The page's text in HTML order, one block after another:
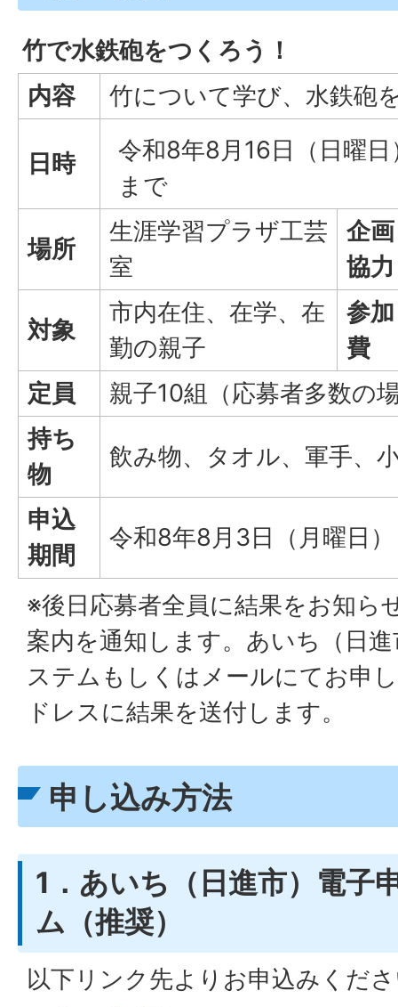
竹で水鉄砲をつくろう！
内容
竹について学び、水鉄砲
日時
令和8年8月16日（日曜
まで
場所
生涯学習プラザ工芸
室
企画
協力
対象
市内在住、在学、在
勤の親子
参加
費
定員
親子10組（応募者多数の
持ち
物
飲み物、タオル、軍手、
申込
期間
令和8年8月3日（月曜日
※後日応募者全員に結果をお知ら
案内を通知します。あいち（日
ステムもしくはメールにてお申
ドレスに結果を送付します。
申し込み方法
1．あいち（日進市）電子
ム（推奨）
以下リンク先よりお申込みくだ